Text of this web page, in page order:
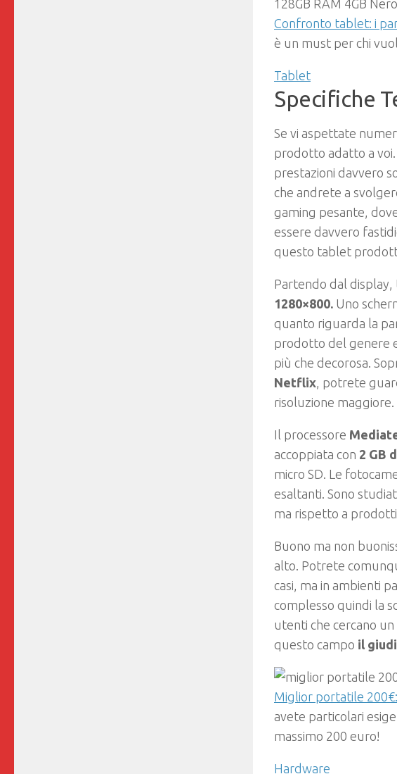
Confronto tablet: i
è un must per chi
Tablet
Specifiche
Se vi aspettate
prodotto adatto a
prestazioni davvero
che andrete a
gaming pesante,
essere davvero
questo tablet
Partendo dal display,
1280×800. Uno
quanto riguarda la
prodotto del genere
più che decorosa.
Netflix, potrete
risoluzione maggiore.
Il processore
accoppiata con 2 GB
micro SD. Le
esaltanti. Sono
ma rispetto a
Buono ma non
alto. Potrete
casi, ma in ambienti
complesso quindi la
utenti che cercano
questo campo il
Miglior portatile
avete particolari
massimo 200 euro!
Hardware